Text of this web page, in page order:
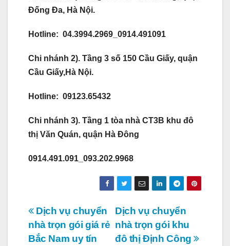
Đống Đa, Hà Nội.
Hotline: 04.3994.2969_0914.491091
Chi nhánh 2). Tầng 3 số 150 Cầu Giấy, quận
Cầu Giấy,Hà Nội.
Hotline: 09123.65432
Chi nhánh 3). Tầng 1 tòa nhà CT3B khu đô
thị Văn Quán, quận Hà Đông
0914.491.091_093.202.9968
Điều
hướng
Dịch vụ chuyển
nhà trọn gói khu
đô thị Định Công
Dịch vụ chuyển
nhà trọn gói giá rẻ
Bắc Nam uy tín